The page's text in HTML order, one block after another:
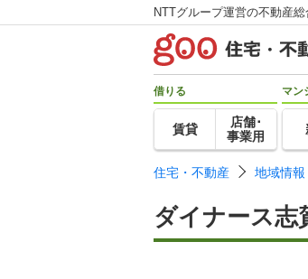
NTTグループ運営の不動産
借りる
賃貸
店舗･
事業用
マン
住宅・不動産 地域情報
ダイナース志